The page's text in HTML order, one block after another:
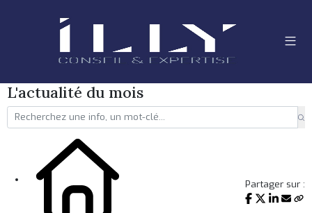
L'actualité du mois
Partager sur :